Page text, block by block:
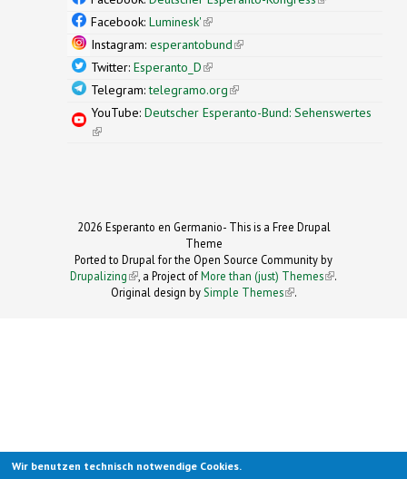
Facebook: Luminesk'(link is external)
Instagram: esperantobund(link is external)
Twitter: Esperanto_D(link is external)
Telegram:telegramo.org(link is external)
YouTube: Deutscher Esperanto-Bund: Sehenswertes
(link is external)
2026 Esperanto en Germanio- This is a Free Drupal
Theme
Ported to Drupal for the Open Source Community by
Drupalizing(link is external)
, a Project ofMore than (just) Themes (link is
.
Original design by Simple Themes
(link is
.
Wir benutzen technisch notwendige Cookies.